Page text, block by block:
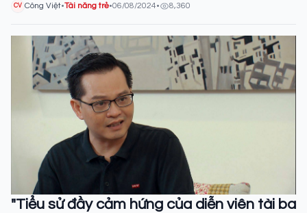
CV Công Việt•Tài năng trẻ•06/08/2024• 8,360
"Tiểu sử đầy cảm hứng của diễn viên tài ba